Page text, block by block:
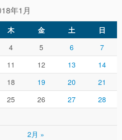
年1月
木 金 土 日
2月 »
4 5 6
7
11 12 13
14
18 19 20
21
25 26 27
28